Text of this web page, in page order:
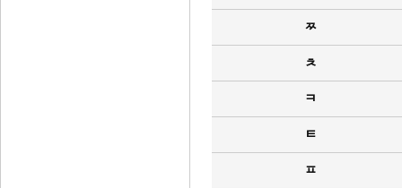
ㅉ
ㅊ
ㅋ
ㅌ
ㅍ